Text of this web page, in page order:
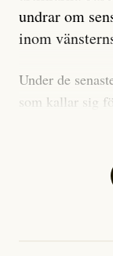
undrar om
inom
Under de
som kallar sig
skriver för?
oberoende”